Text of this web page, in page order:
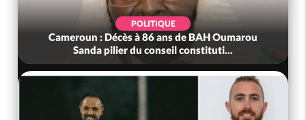
POLITIQUE
Cameroun : Décès à 86 ans de BAH Oumarou
Sanda pilier du conseil constituti...